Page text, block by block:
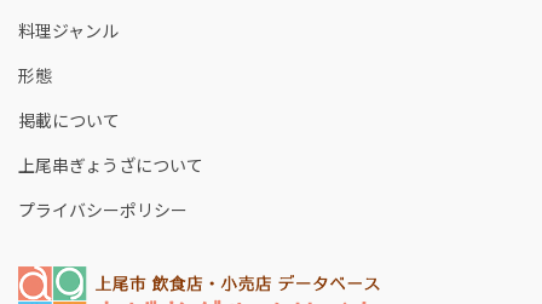
料理ジャンル
形態
掲載について
上尾串ぎょうざについて
プライバシーポリシー